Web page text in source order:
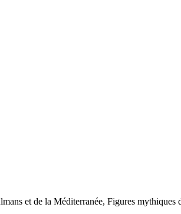
et de la Méditerranée, Figures mythiques